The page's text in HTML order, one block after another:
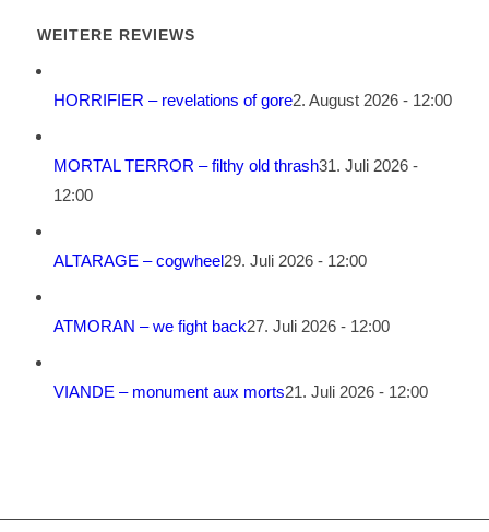
WEITERE REVIEWS
HORRIFIER – revelations of gore2. August 2026 - 12:00
MORTAL TERROR – filthy old thrash31. Juli 2026 -
12:00
ALTARAGE – cogwheel29. Juli 2026 - 12:00
ATMORAN – we fight back27. Juli 2026 - 12:00
VIANDE – monument aux morts21. Juli 2026 - 12:00